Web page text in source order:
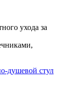
ухода за
душевой стул